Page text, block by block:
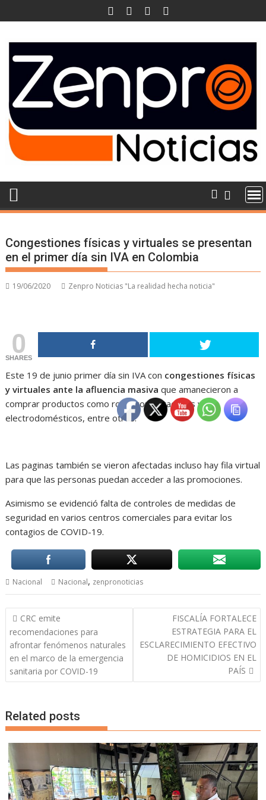
to
Congestiones físicas y virtuales se presentan
en el primer día sin IVA en Colombia
19/06/2020 Zenpro Noticias "La realidad hecha noticia"
0
SHARES
Este 19 de junio primer día sin IVA con congestiones físicas
y virtuales ante la afluencia masiva que amanecieron a
comprar productos como ropa, computadores y
electrodomésticos, entre otros.
Las paginas también se vieron afectadas incluso hay fila virtual
para que las personas puedan acceder a las promociones.
Asimismo se evidenció falta de controles de medidas de
seguridad en varios centros comerciales para evitar los
contagios de COVID-19.
Nacional Nacional, zenpronoticias
Navegación
de
entradas
CRC emite
recomendaciones para
afrontar fenómenos naturales
en el marco de la emergencia
sanitaria por COVID-19
FISCALÍA FORTALECE
ESTRATEGIA PARA EL
ESCLARECIMIENTO EFECTIVO
DE HOMICIDIOS EN EL
PAÍS
Related posts